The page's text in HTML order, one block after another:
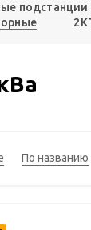
подстанции